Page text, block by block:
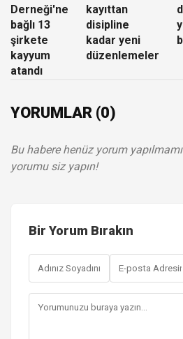
Derneği'ne
bağlı 13
şirkete
kayyum
atandı
kayıttan
disipline
kadar yeni
düzenlemeler
YORUMLAR (0)
Bu habere henüz yorum
yorumu siz yapın!
Bir Yorum Bırakın